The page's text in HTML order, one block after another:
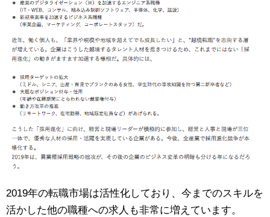
2019年の転職市場は活性化しており、今までのスキルを
活かした他の職種への求人も非常に増えています。